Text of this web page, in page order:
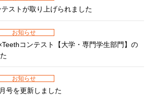
ストが取り上げられました
お知らせ
コンテスト【大学・専門学生部門】の
お知らせ
号を更新しました